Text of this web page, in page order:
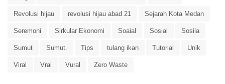
Revolusi hijau revolusi hijau abad 21 Sejarah Kota Medan
Seremoni Sirkular Ekonomi Soaial Sosial Sosila
Sumut Sumut. Tips tulang ikan Tutorial Unik
Viral Vral Vural Zero Waste